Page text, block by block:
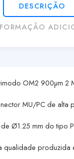
DESCRIÇÃO
OM2 900µm 2
MU/PC de alta
Ø1.25 mm do tipo
qualidade produzida